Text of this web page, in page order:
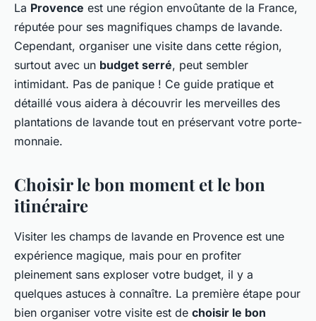
La Provence est une région envoûtante de la France,
réputée pour ses magnifiques champs de lavande.
Cependant, organiser une visite dans cette région,
surtout avec un budget serré, peut sembler
intimidant. Pas de panique ! Ce guide pratique et
détaillé vous aidera à découvrir les merveilles des
plantations de lavande tout en préservant votre porte-
monnaie.
Choisir le bon moment et le bon
itinéraire
Visiter les champs de lavande en Provence est une
expérience magique, mais pour en profiter
pleinement sans exploser votre budget, il y a
quelques astuces à connaître. La première étape pour
bien organiser votre visite est de choisir le bon